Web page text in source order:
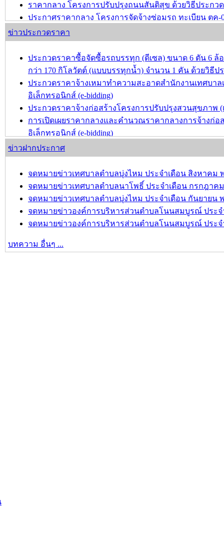
ราคากลาง โครงการปรับปรุงถนนสันติสุข ด้วยวิธีประกวด
ประกาศราคากลาง โครงการจัดจ้างซ่อมรถ ทะเบียน ตค-
ประกาศราคากลาง โครงการปรับปรุงชุมชนชลประทา
ข่าวประกวดราคา
ประกวดราคาซื้อจัดซื้อรถบรรทุก (ดีเซล) ขนาด 6 ตัน 6 ล้
กว่า 170 กิโลวัตต์ (แบบบรรทุกน้ำ) จำนวน 1 คัน ด้วยวิธีป
ประกวดราคาจ้างเหมาทำความสะอาดสำนักงานเทศบา
อิเล็กทรอนิกส์ (e-bidding)
ประกวดราคาจ้างก่อสร้างโครงการปรับปรุงสวนสุขภาพ
การเปิดเผยราคากลางและคำนวณราคากลางการจ้างก่
อิเล็กทรอนิกส์ (e-bidding)
ประกวดราคาจ้างก่อสร้างโครงการปรับปรุงผิวจราจรแ
ประกวดราคาอิเล็กทรอนิกส์ (e-bidding)
บทความ อื่นๆ ...
ข่าวฝากประกาศ
จดหมายข่าวเทศบาลตำบลบุ่งไหม ประจำเดือน สิงหาคม
จดหมายข่าวเทศบาลตำบลนาโพธิ์ ประจำเดือน กรกฎาคม
จดหมายข่าวเทศบาลตำบลบุ่งไหม ประจำเดือน กันยายน พ
จดหมายข่าวองค์การบริหารส่วนตำบลโนนสมบูรณ์ ประจ
จดหมายข่าวองค์การบริหารส่วนตำบลโนนสมบูรณ์ ประจ
บทความ อื่นๆ ...